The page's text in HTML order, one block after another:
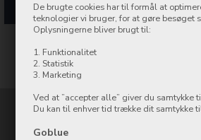
De brugte cookies har til formål at
teknologier vi bruger, for at gøre besøget
Oplysningerne bliver brugt til:
1. Funktionalitet
2. Statistik
3. Marketing
Ved at ”accepter alle” giver du samtykke
Du kan til enhver tid trække dit samtykke
Goblue
Oplader og kabler
Kontakt